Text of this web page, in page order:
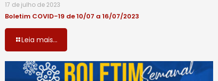
17 de julho de 2023
Boletim COVID-19 de 10/07 a 16/07/2023
Leia mais...